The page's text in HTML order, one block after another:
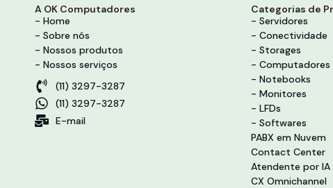
A OK Computadores
- Home
- Sobre nós
- Nossos produtos
- Nossos serviços
(11) 3297-3287
(11) 3297-3287
E-mail
Categorias de
- Servidores
- Conectividade
- Storages
- Computadores
- Notebooks
- Monitores
- LFDs
- Softwares
PABX em Nuvem
Contact Center
Atendente por IA
CX Omnichannel